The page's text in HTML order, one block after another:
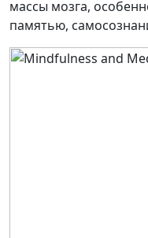
массы мозга,
памятью,